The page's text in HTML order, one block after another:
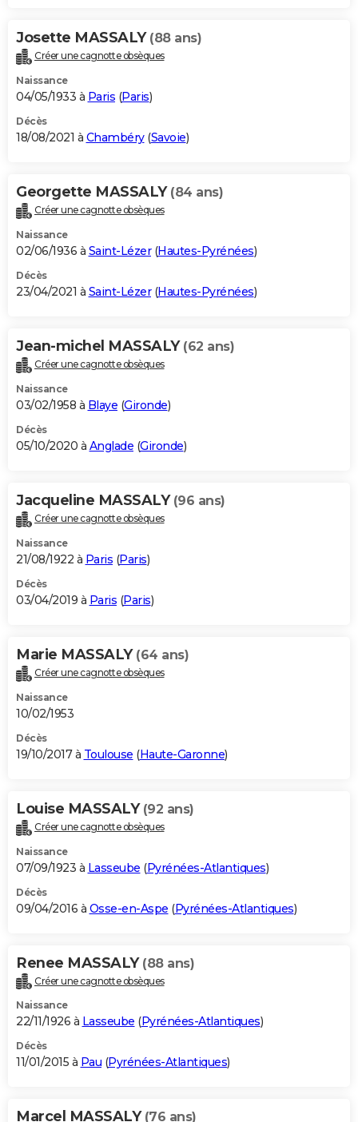
Josette MASSALY (88 ans)
Créer une cagnotte obsèques
Naissance
04/05/1933 à Paris (Paris)
Décès
18/08/2021 à Chambéry(Savoie)
Georgette MASSALY (84 ans)
Créer une cagnotte obsèques
Naissance
02/06/1936 à Saint-Lézer(Hautes-Pyrénées)
Décès
23/04/2021 à Saint-Lézer(Hautes-Pyrénées)
Jean-michel MASSALY (62 ans)
Créer une cagnotte obsèques
Naissance
03/02/1958 à Blaye (Gironde)
Décès
05/10/2020 à Anglade (Gironde)
Jacqueline MASSALY (96 ans)
Créer une cagnotte obsèques
Naissance
21/08/1922 à Paris (Paris)
Décès
03/04/2019 à Paris (Paris)
Marie MASSALY (64 ans)
Créer une cagnotte obsèques
Naissance
10/02/1953
Décès
19/10/2017 à Toulouse (Haute-Garonne)
Louise MASSALY (92 ans)
Créer une cagnotte obsèques
Naissance
07/09/1923 à Lasseube (Pyrénées-Atlantiques)
Décès
09/04/2016 à Osse-en-Aspe (Pyrénées-Atlantiques)
Renee MASSALY (88 ans)
Créer une cagnotte obsèques
Naissance
22/11/1926 à Lasseube (Pyrénées-Atlantiques)
Décès
11/01/2015 à Pau (Pyrénées-Atlantiques)
Marcel MASSALY (76 ans)